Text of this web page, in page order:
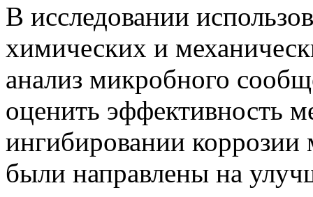
В исследовании
химических и
анализ микробного
оценить эффективность
ингибировании коррозии
были направлены на